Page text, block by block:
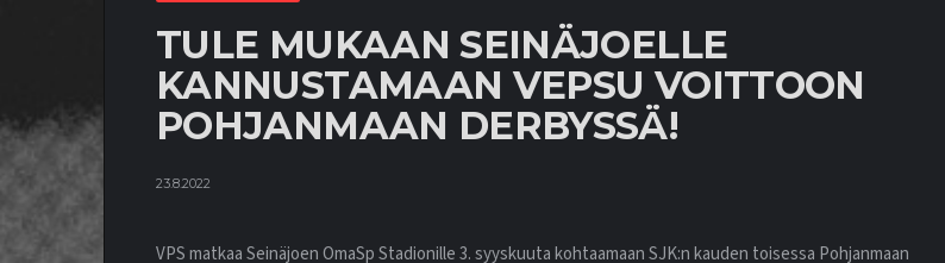
TULE MUKAAN SEINÄJOELLE
KANNUSTAMAAN VEPSU VOITTOON
POHJANMAAN DERBYSSÄ!
23.8.2022
VPS matkaa Seinäjoen OmaSp Stadionille 3. syyskuuta kohtaamaan SJK:n kauden toisessa Pohjanmaan